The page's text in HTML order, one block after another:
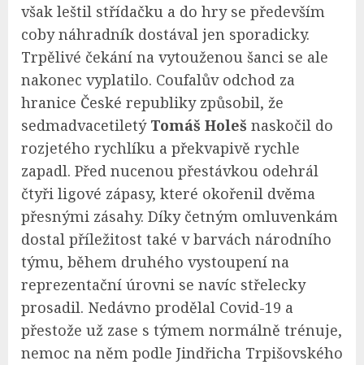
však leštil střídačku a do hry se především
coby náhradník dostával jen sporadicky.
Trpělivé čekání na vytouženou šanci se ale
nakonec vyplatilo. Coufalův odchod za
hranice České republiky způsobil, že
sedmadvacetiletý Tomáš Holeš naskočil do
rozjetého rychlíku a překvapivě rychle
zapadl. Před nucenou přestávkou odehrál
čtyři ligové zápasy, které okořenil dvěma
přesnými zásahy. Díky četným omluvenkám
dostal příležitost také v barvách národního
týmu, během druhého vystoupení na
reprezentační úrovni se navíc střelecky
prosadil. Nedávno prodělal Covid-19 a
přestože už zase s týmem normálně trénuje,
nemoc na něm podle Jindřicha Trpišovského